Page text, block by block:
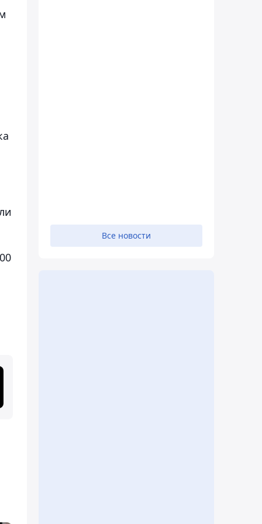
Все новости